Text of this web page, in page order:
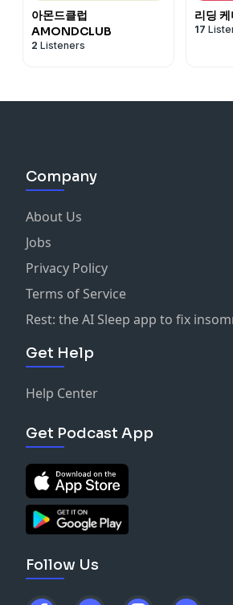
아몬드클럽
AMONDCLUB
2 Listeners
리딩
17
Company
About Us
Jobs
Privacy Policy
Terms of Service
Rest: the AI Sleep app to fix
Get Help
Help Center
Get Podcast App
Follow Us